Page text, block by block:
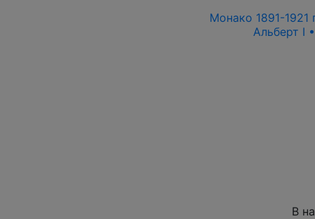
Монако 1891-1921
Альберт I
В